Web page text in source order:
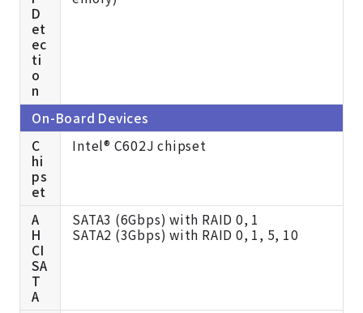
D
et
ec
ti
o
n
On-Board Devices
C
hi
ps
et
Intel® C602J chipset
A
H
CI
SA
T
A
SATA3 (6Gbps) with RAID 0, 1
SATA2 (3Gbps) with RAID 0, 1, 5, 10